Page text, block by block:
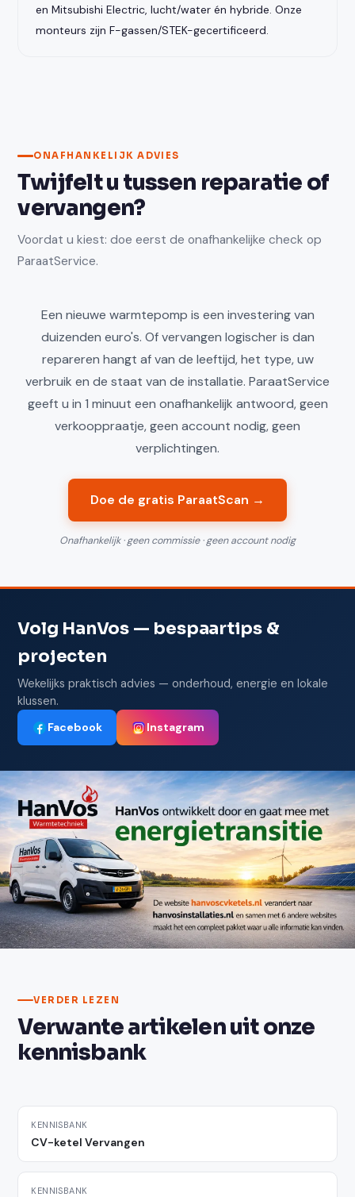
en Mitsubishi Electric, lucht/water én hybride. Onze
monteurs zijn F-gassen/STEK-gecertificeerd.
ONAFHANKELIJK ADVIES
Twijfelt u tussen reparatie of
vervangen?
Voordat u kiest: doe eerst de onafhankelijke check op
ParaatService.
Een nieuwe warmtepomp is een investering van
duizenden euro's. Of vervangen logischer is dan
repareren hangt af van de leeftijd, het type, uw
verbruik en de staat van de installatie. ParaatService
geeft u in 1 minuut een onafhankelijk antwoord, geen
verkooppraatje, geen account nodig, geen
verplichtingen.
Doe de gratis ParaatScan →
Onafhankelijk · geen commissie · geen account nodig
Volg HanVos — bespaartips &
projecten
Wekelijks praktisch advies — onderhoud, energie en lokale
klussen.
Facebook Instagram
VERDER LEZEN
Verwante artikelen uit onze
kennisbank
KENNISBANK
CV-ketel Vervangen
KENNISBANK